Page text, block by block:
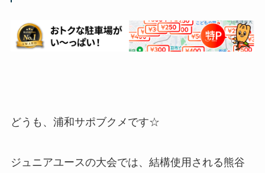
どうも、浦和サポブクメです☆
ジュニアユースの大会では、結構使用される熊谷